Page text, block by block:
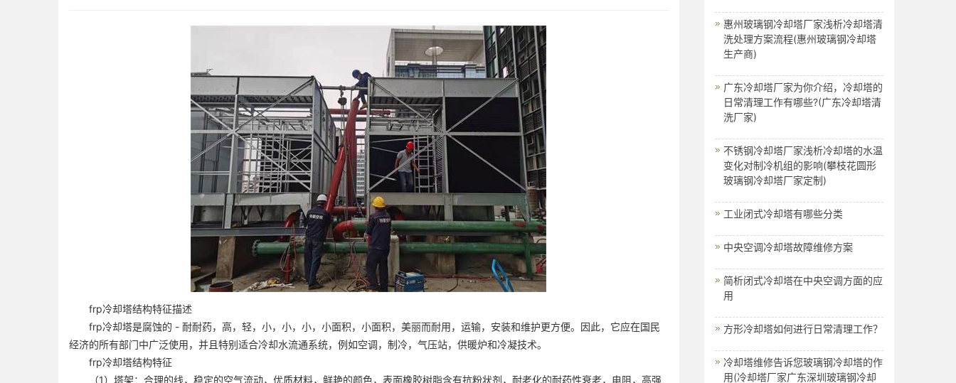
frp冷却塔结构特征描述
frp冷却塔是腐蚀的 - 耐耐药，高，轻，小，小，小，小面积，小面积，美丽而耐用，运输，安装和维护更方便。因此，它应在国民
经济的所有部门中广泛使用，并且特别适合冷却水流通系统，例如空调，制冷，气压站，供暖炉和冷凝技术。
frp冷却塔结构特征
（1）塔架：合理的线，稳定的空气流动，优质材料，鲜艳的颜色，表面橡胶树脂含有抗粉状剂，耐老化的耐药性衰老，电阻，高强
惠州玻璃钢冷却塔厂家浅析冷却塔清
洗处理方案流程(惠州玻璃钢冷却塔
生产商)
广东冷却塔厂家为你介绍，冷却塔的
日常清理工作有哪些?(广东冷却塔清
洗厂家)
不锈钢冷却塔厂家浅析冷却塔的水温
变化对制冷机组的影响(攀枝花圆形
玻璃钢冷却塔厂家定制)
工业闭式冷却塔有哪些分类
中央空调冷却塔故障维修方案
简析闭式冷却塔在中央空调方面的应
用
方形冷却塔如何进行日常清理工作？
冷却塔维修告诉您玻璃钢冷却塔的作
用(冷却塔厂家广东深圳玻璃钢冷却